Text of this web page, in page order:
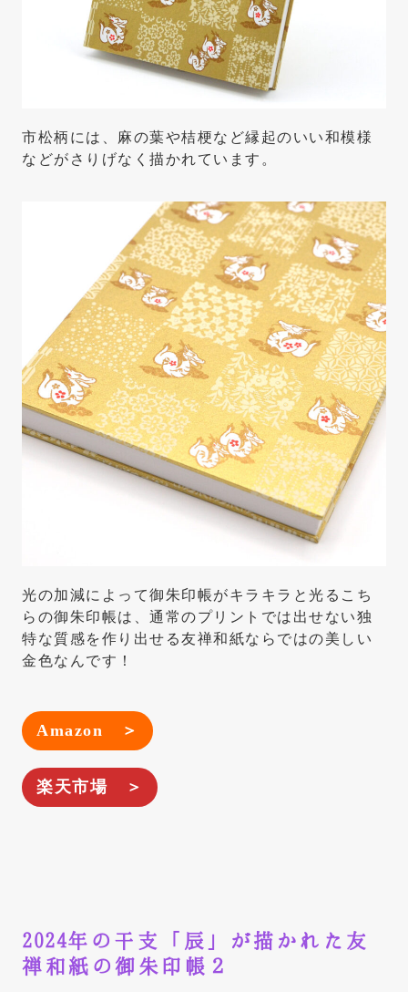
市松柄には、麻の葉や桔梗など縁起のいい和模様
などがさりげなく描かれています。
光の加減によって御朱印帳がキラキラと光るこち
らの御朱印帳は、通常のプリントでは出せない独
特な質感を作り出せる友禅和紙ならではの美しい
金色なんです！
Amazon ＞
楽天市場 ＞
2024年の干支「辰」が描かれた友
禅和紙の御朱印帳２